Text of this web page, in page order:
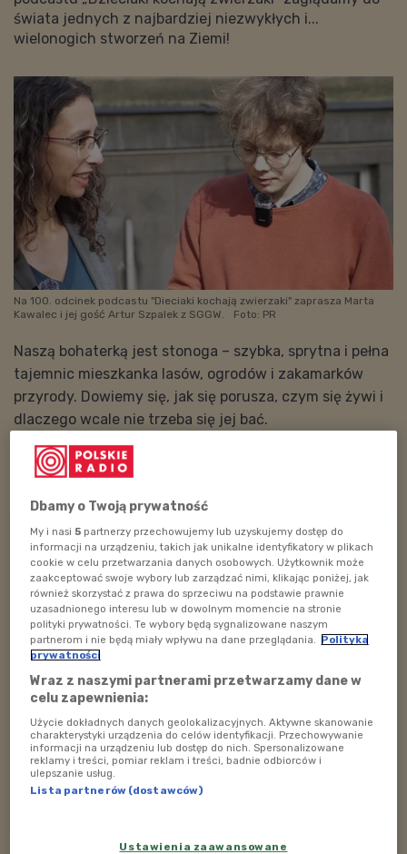
świata jednych z najbardziej niezwykłych i...
wielonogich stworzeń na Ziemi!
Na 100. odcinek podcastu "Dieciaki kochają zwierzaki" zaprasza Marta
Kawalec i jej gość Artur Szpalek z SGGW.
Foto: PR
Naszą bohaterką jest stonoga – szybka, sprytna i pełna
tajemnic mieszkanka lasów, ogrodów i zakamarków
przyrody. Dowiemy się, jak się porusza, czym się żywi i
dlaczego wcale nie trzeba się jej bać.
O tym wszystkim opowiedział Marcie Kawalec Artur
Szpalek ze Szkoły Głównej Gospodarstwa Wiejskiego w
Wyświetl ten post na Instagramie
Miłość do zwierząt to nie wszystko, ważna jest także
Dbamy o Twoją prywatność
My i nasi5 partnerzy przechowujemy lub uzyskujemy dostęp do
informacji na urządzeniu, takich jak unikalne identyfikatory w plikach
cookie w celu przetwarzania danych osobowych. Użytkownik może
zaakceptować swoje wybory lub zarządzać nimi, klikając poniżej, jak
również skorzystać z prawa do sprzeciwu na podstawie prawnie
uzasadnionego interesu lub w dowolnym momencie na stronie
polityki prywatności. Te wybory będą sygnalizowane naszym
partnerom i nie będą miały wpływu na dane przeglądania.
Polityka
prywatności
Wraz z naszymi partnerami przetwarzamy dane w
celu zapewnienia:
Użycie dokładnych danych geolokalizacyjnych. Aktywne skanowanie
charakterystyki urządzenia do celów identyfikacji. Przechowywanie
informacji na urządzeniu lub dostęp do nich. Spersonalizowane
reklamy i treści, pomiar reklam i treści, badnie odbiorców i
ulepszanie usług.
Lista partnerów (dostawców)
Ustawienia zaawansowane